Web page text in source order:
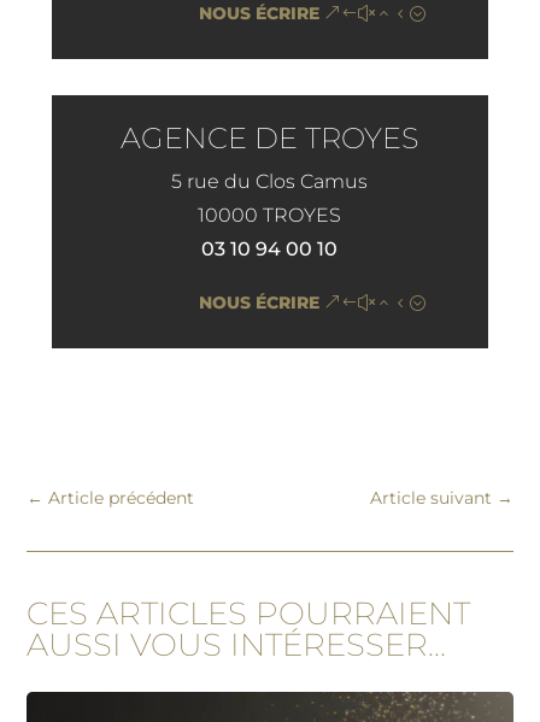
NOUS ÉCRIRE
AGENCE DE TROYES
5 rue du Clos Camus
10000 TROYES
03 10 94 00 10
NOUS ÉCRIRE
←Article précédent Article suivant →
CES ARTICLES POURRAIENT
AUSSI VOUS INTÉRESSER...